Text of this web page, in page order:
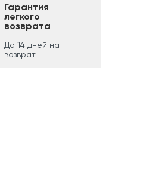
Гарантия
легкого
возврата
До 14 дней на
возврат